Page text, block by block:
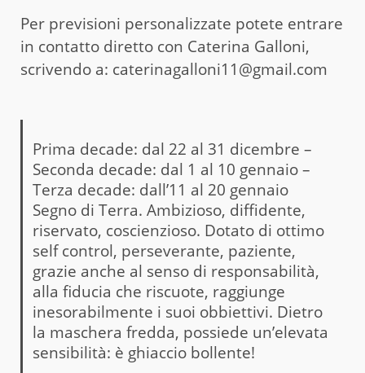
Per previsioni personalizzate potete entrare
in contatto diretto con Caterina Galloni,
scrivendo a: caterinagalloni11@gmail.com
Prima decade: dal 22 al 31 dicembre –
Seconda decade: dal 1 al 10 gennaio –
Terza decade: dall’11 al 20 gennaio
Segno di Terra. Ambizioso, diffidente,
riservato, coscienzioso. Dotato di ottimo
self control, perseverante, paziente,
grazie anche al senso di responsabilità,
alla fiducia che riscuote, raggiunge
inesorabilmente i suoi obbiettivi. Dietro
la maschera fredda, possiede un’elevata
sensibilità: è ghiaccio bollente!